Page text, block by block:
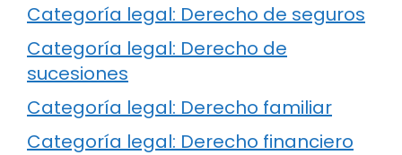
Categoría legal: Derecho de seguros
Categoría legal: Derecho de
sucesiones
Categoría legal: Derecho familiar
Categoría legal: Derecho financiero